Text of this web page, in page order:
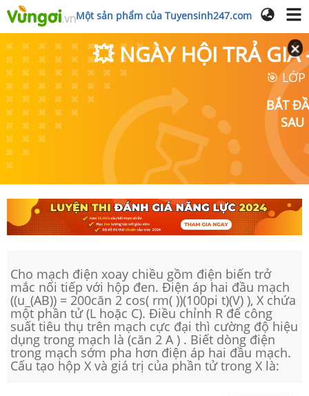
Một sản phẩm của Tuyensinh247.com
💥 NGÀY HỘI TRẢ GIÁ
🎯
BẮT
SAU
Cho mạch điện xoay chiều gồm điện biến trở
mắc nối tiếp với hộp đen. Điện áp hai đầu mạch
((u_(AB)) = 200căn 2 cos( rm( ))(100pi t)(V) ), X chứa
một phần tử (L hoặc C). Điều chỉnh R để công
suất tiêu thụ trên mạch cực đại thì cường độ hiệu
dụng trong mạch là (căn 2 A ) . Biết dòng điện
trong mạch sớm pha hơn điện áp hai đầu mạch.
Cấu tạo hộp X và giá trị của phần tử trong X là: